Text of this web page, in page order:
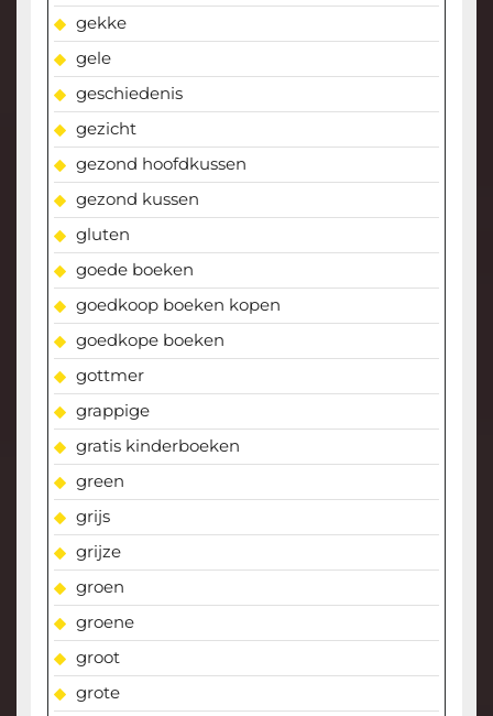
gekke
gele
geschiedenis
gezicht
gezond hoofdkussen
gezond kussen
gluten
goede boeken
goedkoop boeken kopen
goedkope boeken
gottmer
grappige
gratis kinderboeken
green
grijs
grijze
groen
groene
groot
grote